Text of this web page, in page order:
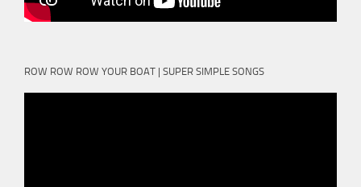
ROW ROW ROW YOUR BOAT | SUPER SIMPLE SONGS